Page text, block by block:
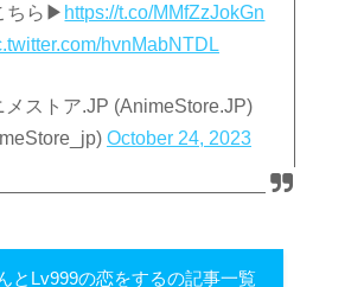
ちら▶ https://t.co/MMfZzJokGn
hvnMabNTDL
ストア.JP (AnimeStore.JP)
October 24, 2023
とLv999の恋をするの記事一覧